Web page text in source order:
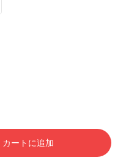
カートに追加